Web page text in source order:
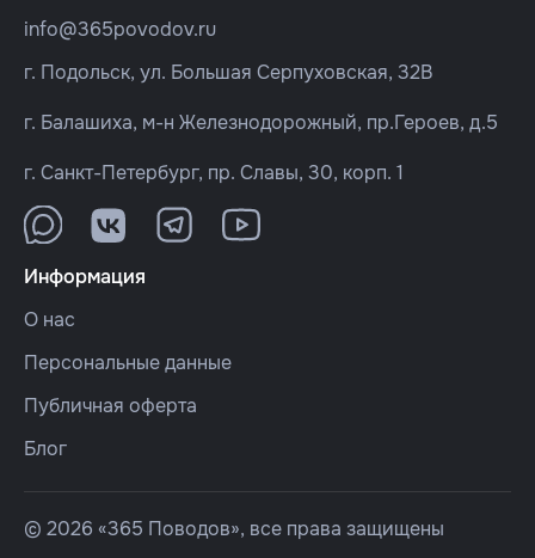
info@365povodov.ru
г. Подольск, ул. Большая Серпуховская, 32В
г. Балашиха, м-н Железнодорожный, пр.Героев, д.5
г. Санкт-Петербург, пр. Славы, 30, корп. 1
Информация
О нас
Персональные данные
Публичная оферта
Блог
© 2026 «365 Поводов», все права защищены